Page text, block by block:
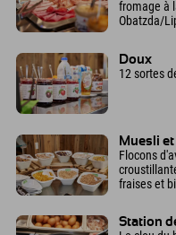
fromage à
Obatzda/
Doux
12 sortes
Muesli
Flocons
fraises et
Station